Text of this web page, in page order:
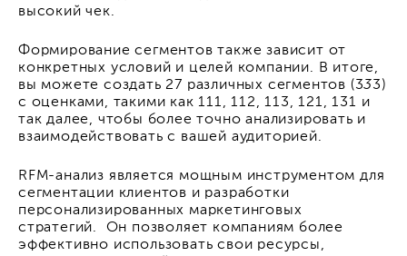
высокий чек.
Формирование сегментов также зависит от
конкретных условий и целей компании. В итоге,
вы можете создать 27 различных сегментов (333)
с оценками, такими как 111, 112, 113, 121, 131 и
так далее, чтобы более точно анализировать и
взаимодействовать с вашей аудиторией.
RFM-анализ является мощным инструментом для
сегментации клиентов и разработки
персонализированных маркетинговых
стратегий. Он позволяет компаниям более
эффективно использовать свои ресурсы,